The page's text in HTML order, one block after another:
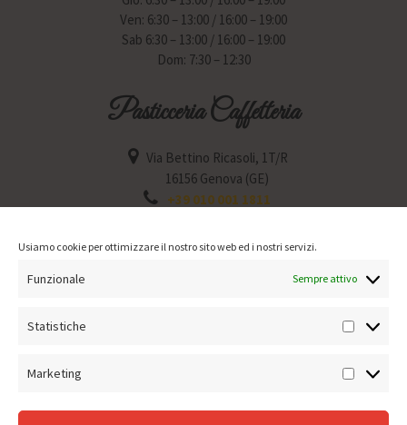
Usiamo cookie per ottimizzare il nostro sito web ed i nostri servizi.
Funzionale Sempre attivo
Statistiche
Marketing
Ven: 6:30 – 13:00 / 16:00 – 19:00
Sab 6:30 – 13:00 / 16:00 – 19:00
Dom: 7:30 – 12:30
Pasticceria Caffetteria
Via Bettino Ricasoli, 1T/R
16156 Genova (GE)
+39 010 001 1811
Mar: 6:30 – 12:30 / 15:30 – 19:30